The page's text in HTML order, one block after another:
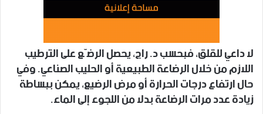
لا داعي للقلق، فبحسب د. راج، يحصل الرضّع على الترطيب
اللازم من خلال الرضاعة الطبيعية أو الحليب الصناعي. وفي
حال ارتفاع درجات الحرارة أو مرض الرضيع، يمكن ببساطة
زيادة عدد مرات الرضاعة بدلا من اللجوء إلى الماء.